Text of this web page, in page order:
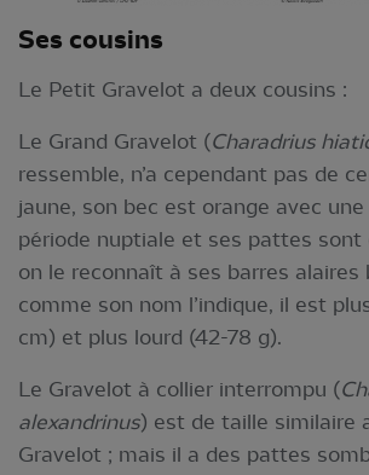
Ses cousins
Le Petit Gravelot a deux cousins :
Le Grand Gravelot (Charadrius
ressemble, n’a cependant pas de
jaune, son bec est orange avec
période nuptiale et ses pattes sont
on le reconnaît à ses barres alaires
comme son nom l’indique, il est
cm) et plus lourd (42-78 g).
Le Gravelot à collier interrompu (
alexandrinus) est de taille similaire
Gravelot ; mais il a des pattes